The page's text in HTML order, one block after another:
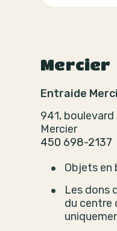
Mercier
Entraide
941,
Mercier
450 698-2137
Objets
Les dons
du centre